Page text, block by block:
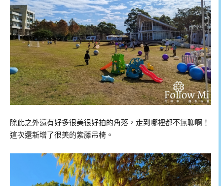
除此之外還有好多很美很好拍的角落，走到哪裡都不無聊啊！
這次還新增了很美的紫藤吊椅。